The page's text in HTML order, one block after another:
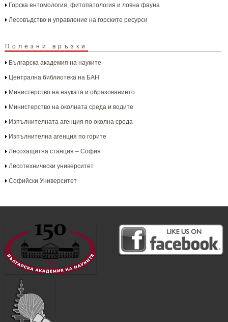
Горска ентомология, фитопатология и ловна фауна
Лесовъдство и управление на горските ресурси
Полезни връзки
Българска aкадемия на науките
Централна библиотека на БАН
Министерство на науката и образованието
Министерство на околната среда и водите
Изпълнителната агенция по околна среда
Изпълнителна агенция по горите
Лесозащитна станция – София
Лесотехнически университет
Софийски Университет